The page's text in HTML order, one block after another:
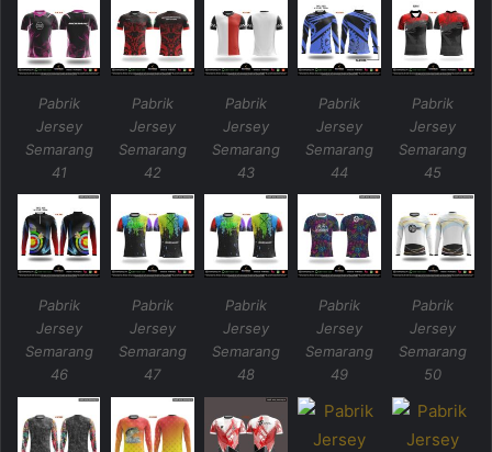
Pabrik
Jersey
Semarang
41
Pabrik
Jersey
Semarang
42
Pabrik
Jersey
Semarang
43
Pabrik
Jersey
Semarang
44
Pabrik
Jersey
Semarang
45
Pabrik
Jersey
Semarang
46
Pabrik
Jersey
Semarang
47
Pabrik
Jersey
Semarang
48
Pabrik
Jersey
Semarang
49
Pabrik
Jersey
Semarang
50